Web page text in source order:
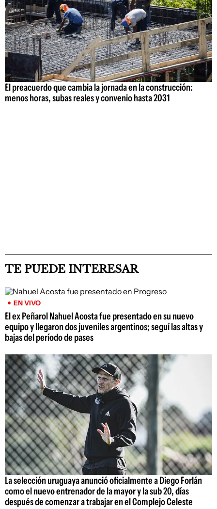
El preacuerdo que cambia la jornada en la construcción:
menos horas, subas reales y convenio hasta 2031
TE PUEDE INTERESAR
EN VIVO
El ex Peñarol Nahuel Acosta fue presentado en su nuevo
equipo y llegaron dos juveniles argentinos; seguí las altas y
bajas del período de pases
La selección uruguaya anunció oficialmente a Diego Forlán
como el nuevo entrenador de la mayor y la sub 20, días
después de comenzar a trabajar en el Complejo Celeste